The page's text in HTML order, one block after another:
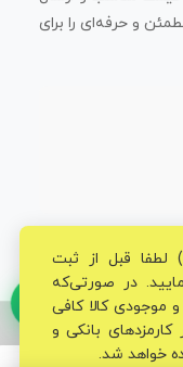
و حرفه‌ای را برای
محفوظ می‌باشد.
لطفا قبل از ثبت
در صورتی‌که
کالا کافی
بانکی و
خواهد شد.